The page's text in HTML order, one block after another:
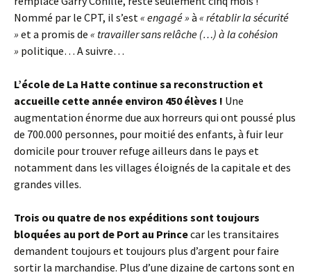
Nommé par le CPT, il s’est« engagé » à « rétablir la sécurité
» et a promis de « travailler sans relâche (…) à la cohésion
» politique… A suivre…
L’école de La Hatte continue sa reconstruction et
accueille cette année environ 450 élèves ! Une
augmentation énorme due aux horreurs qui ont poussé plus
de 700.000 personnes, pour moitié des enfants, à fuir leur
domicile pour trouver refuge ailleurs dans le pays et
notamment dans les villages éloignés de la capitale et des
grandes villes.
Trois ou quatre de nos expéditions sont toujours
bloquées au port de Port au Princecar les transitaires
demandent toujours et toujours plus d’argent pour faire
sortir la marchandise. Plus d’une dizaine de cartons sont en